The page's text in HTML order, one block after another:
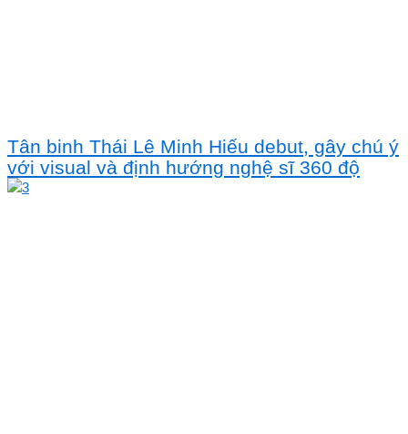
Tân binh Thái Lê Minh Hiếu debut, gây chú ý
với visual và định hướng nghệ sĩ 360 độ